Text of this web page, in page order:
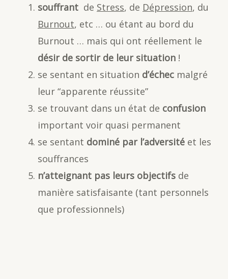
souffrant de Stress, de Dépression, du
Burnout, etc … ou étant au bord du
Burnout … mais qui ont réellement le
désir de sortir de leur situation !
se sentant en situation d’échec malgré
leur “apparente réussite”
se trouvant dans un état de confusion
important voir quasi permanent
se sentant dominé par l’adversité et les
souffrances
n’atteignant pas leurs objectifs de
manière satisfaisante (tant personnels
que professionnels)